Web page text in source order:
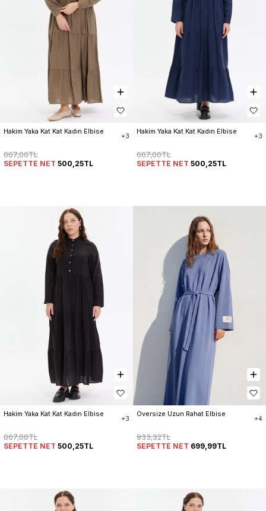
Hakim Yaka Kat Kat Kadın Elbise
+3
667,00TL
SEPETTE NET 500,25TL
Hakim Yaka Kat Kat Kadın Elbise
+3
667,00TL
SEPETTE NET 500,25TL
Hakim Yaka Kat Kat Kadın Elbise
+3
667,00TL
SEPETTE NET 500,25TL
Oversize Uzun Rahat Elbise
+4
933,32TL
SEPETTE NET 699,99TL